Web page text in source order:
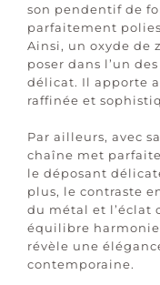
son pendentif de
parfaitement
Ainsi, un oxyde de
poser dans l’un
délicat. Il apporte
raffinée et
Par ailleurs, avec
chaîne met
le déposant
plus, le contraste
du métal et l’éclat
équilibre
révèle une
contemporaine.